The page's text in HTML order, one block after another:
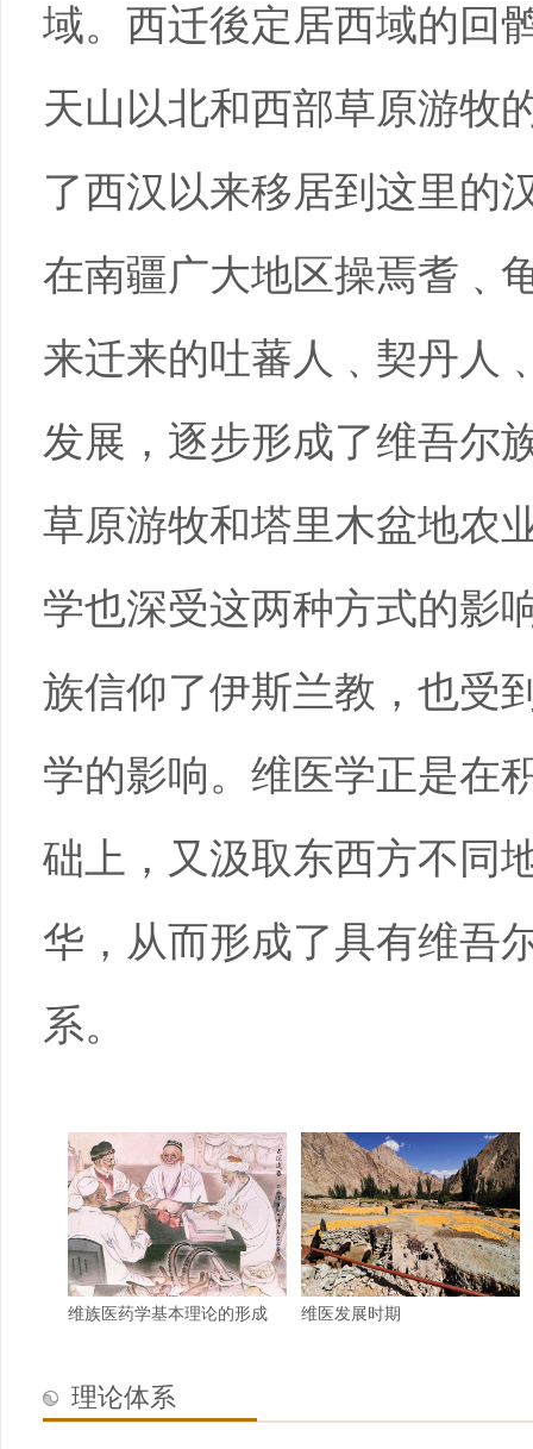
域。西迁後定居西域的回
天山以北和西部草原游牧
了西汉以来移居到这里的
在南疆广大地区操焉耆﹑
来迁来的吐蕃人﹑契丹人
发展，逐步形成了维吾尔
草原游牧和塔里木盆地农
学也深受这两种方式的影
族信仰了伊斯兰教，也受
学的影响。维医学正是在
础上，又汲取东西方不同
华，从而形成了具有维吾
系。
维族医药学基本理论的形成 维医发展时期
理论体系